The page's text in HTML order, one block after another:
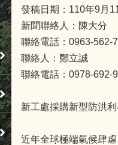
發稿日期：110年9月
新聞聯絡人：陳大分
聯絡電話：0963-562-
聯絡人：鄭立誠
聯絡電話：0978-692-
新工處採購新型防洪
近年全球極端氣候肆